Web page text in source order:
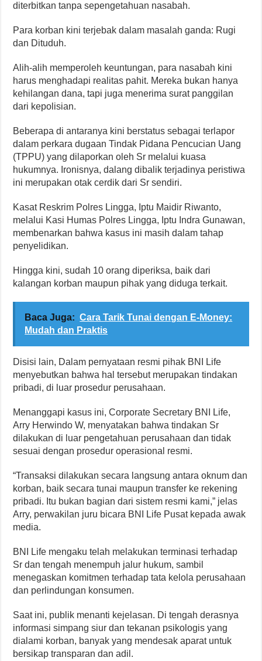
diterbitkan tanpa sepengetahuan nasabah.
Para korban kini terjebak dalam masalah ganda: Rugi
dan Dituduh.
Alih-alih memperoleh keuntungan, para nasabah kini
harus menghadapi realitas pahit. Mereka bukan hanya
kehilangan dana, tapi juga menerima surat panggilan
dari kepolisian.
Beberapa di antaranya kini berstatus sebagai terlapor
dalam perkara dugaan Tindak Pidana Pencucian Uang
(TPPU) yang dilaporkan oleh Sr melalui kuasa
hukumnya. Ironisnya, dalang dibalik terjadinya peristiwa
ini merupakan otak cerdik dari Sr sendiri.
Kasat Reskrim Polres Lingga, Iptu Maidir Riwanto,
melalui Kasi Humas Polres Lingga, Iptu Indra Gunawan,
membenarkan bahwa kasus ini masih dalam tahap
penyelidikan.
Hingga kini, sudah 10 orang diperiksa, baik dari
kalangan korban maupun pihak yang diduga terkait.
Baca Juga: Cara Tarik Tunai dengan E-Money:
Mudah dan Praktis
Disisi lain, Dalam pernyataan resmi pihak BNI Life
menyebutkan bahwa hal tersebut merupakan tindakan
pribadi, di luar prosedur perusahaan.
Menanggapi kasus ini, Corporate Secretary BNI Life,
Arry Herwindo W, menyatakan bahwa tindakan Sr
dilakukan di luar pengetahuan perusahaan dan tidak
sesuai dengan prosedur operasional resmi.
“Transaksi dilakukan secara langsung antara oknum dan
korban, baik secara tunai maupun transfer ke rekening
pribadi. Itu bukan bagian dari sistem resmi kami,” jelas
Arry, perwakilan juru bicara BNI Life Pusat kepada awak
media.
BNI Life mengaku telah melakukan terminasi terhadap
Sr dan tengah menempuh jalur hukum, sambil
menegaskan komitmen terhadap tata kelola perusahaan
dan perlindungan konsumen.
Saat ini, publik menanti kejelasan. Di tengah derasnya
informasi simpang siur dan tekanan psikologis yang
dialami korban, banyak yang mendesak aparat untuk
bersikap transparan dan adil.